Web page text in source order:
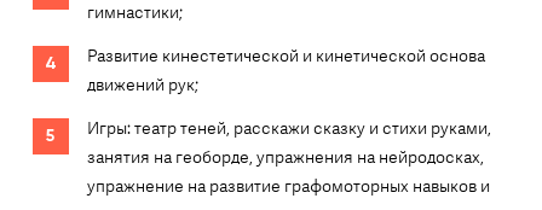
гимнастики;
Развитие кинестетической и кинетической основа
движений рук;
Игры: театр теней, расскажи сказку и стихи руками,
занятия на геоборде, упражнения на нейродосках,
упражнение на развитие графомоторных навыков и